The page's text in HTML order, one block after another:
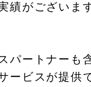
績がございま
パートナーも
ービスが提供